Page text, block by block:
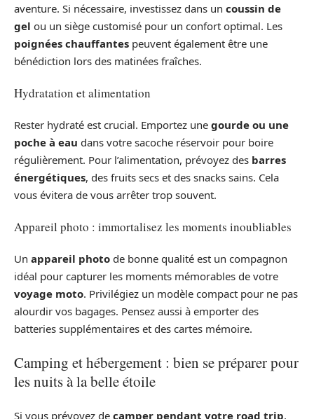
aventure. Si nécessaire, investissez dans un coussin de
gel ou un siège customisé pour un confort optimal. Les
poignées chauffantes peuvent également être une
bénédiction lors des matinées fraîches.
Hydratation et alimentation
Rester hydraté est crucial. Emportez une gourde ou une
poche à eau dans votre sacoche réservoir pour boire
régulièrement. Pour l’alimentation, prévoyez des barres
énergétiques, des fruits secs et des snacks sains. Cela
vous évitera de vous arrêter trop souvent.
Appareil photo : immortalisez les moments inoubliables
Un appareil photo de bonne qualité est un compagnon
idéal pour capturer les moments mémorables de votre
voyage moto. Privilégiez un modèle compact pour ne pas
alourdir vos bagages. Pensez aussi à emporter des
batteries supplémentaires et des cartes mémoire.
Camping et hébergement : bien se préparer pour
les nuits à la belle étoile
Si vous prévoyez de camper pendant votre road trip,